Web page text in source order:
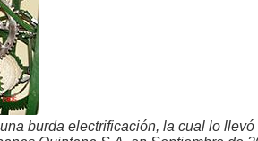
burda electrificación, la cual lo